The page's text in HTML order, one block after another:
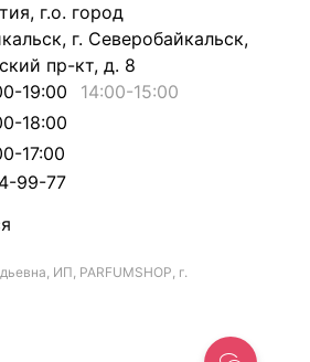
г.о. город
г. Северобайкальск,
пр-кт, д. 8
19:00 14:00-15:00
18:00
17:00
99-77
ИП, PARFUMSHOP, г.